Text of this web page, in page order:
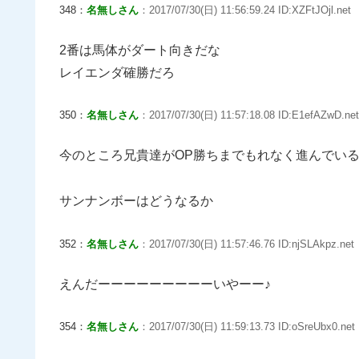
348： 名無しさん ：2017/07/30(日) 11:56:59.24 ID:XZFtJOjl.net
2番は馬体がダート向きだな
レイエンダ確勝だろ
350： 名無しさん ：2017/07/30(日) 11:57:18.08 ID:E1efAZwD.net
今のところ兄貴達がOP勝ちまでもれなく進んでい
サンナンボーはどうなるか
352： 名無しさん ：2017/07/30(日) 11:57:46.76 ID:njSLAkpz.net
えんだーーーーーーーーーいやーー♪
354： 名無しさん ：2017/07/30(日) 11:59:13.73 ID:oSreUbx0.net